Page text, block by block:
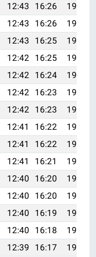
12:43 16:26
19:30
12:43 16:26
19:29
12:43 16:25
19:27
12:42 16:25
19:26
12:42 16:24
19:25
12:42 16:23
19:23
12:42 16:23
19:22
12:41 16:22
19:21
12:41 16:22
19:20
12:41 16:21
19:18
12:40 16:20
19:17
12:40 16:20
19:15
12:40 16:19
19:14
12:40 16:18
19:13
12:39 16:17
19:11